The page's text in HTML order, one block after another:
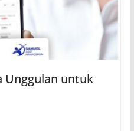
Unggulan untuk